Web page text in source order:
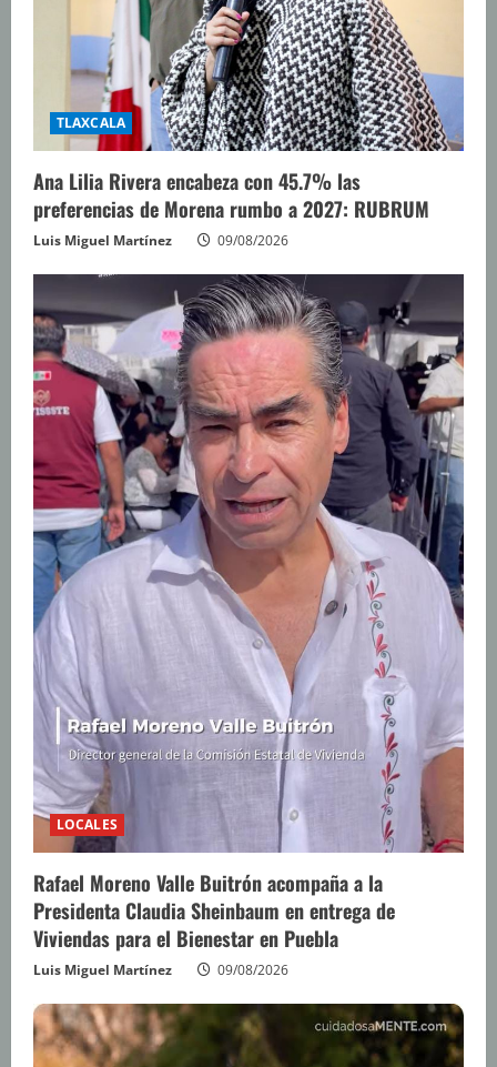
TLAXCALA
Ana Lilia Rivera encabeza con 45.7% las
preferencias de Morena rumbo a 2027: RUBRUM
Luis Miguel Martínez 09/08/2026
LOCALES
Rafael Moreno Valle Buitrón acompaña a la
Presidenta Claudia Sheinbaum en entrega de
Viviendas para el Bienestar en Puebla
Luis Miguel Martínez 09/08/2026